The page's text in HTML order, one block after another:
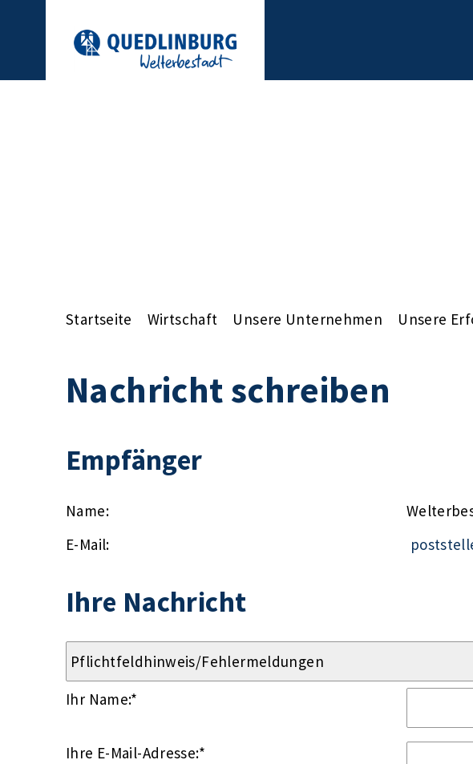
Startseite Wirtschaft Unsere Unternehmen Unsere
Nachricht schreiben
Empfänger
Name:
E-Mail:
Ihre Nachricht
Ihr Name:*
Ihre E-Mail-Adresse:*